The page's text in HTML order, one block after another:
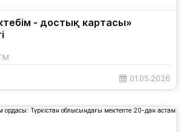
- достық картасы»
01.05.2026